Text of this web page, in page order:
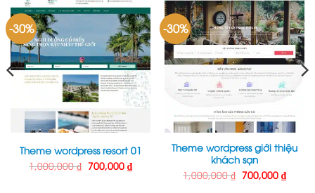
-30%
Theme wordpress resort 01
1,000,000₫ Giá
gốc
700,000 ₫Giá
hiện
-30%
Theme wordpress giới thiệu
khách sạn
1,000,000₫ Giá
gốc
700,000 ₫Giá
hiện